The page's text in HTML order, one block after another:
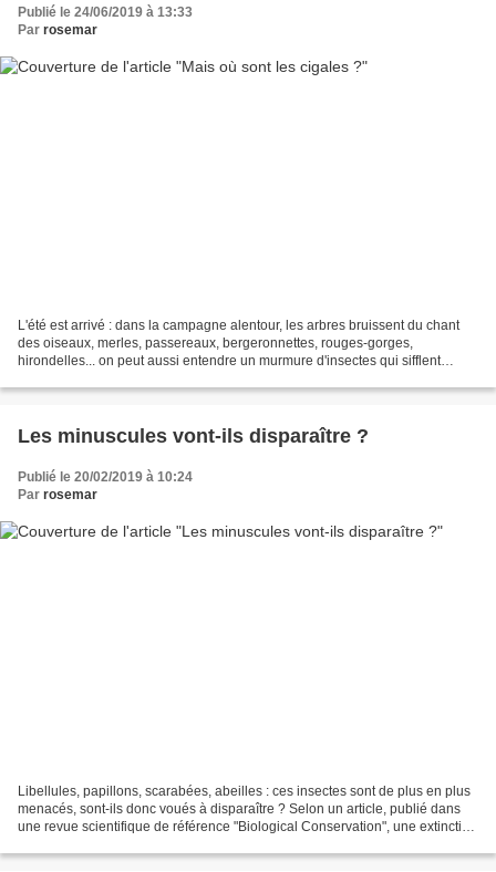
Publié le 24/06/2019 à 13:33
Par rosemar
L'été est arrivé : dans la campagne alentour, les arbres bruissent du chant
des oiseaux, merles, passereaux, bergeronnettes, rouges-gorges,
hirondelles... on peut aussi entendre un murmure d'insectes qui sifflent
Les minuscules vont-ils disparaître ?
Publié le 20/02/2019 à 10:24
Par rosemar
Libellules, papillons, scarabées, abeilles : ces insectes sont de plus en plus
menacés, sont-ils donc voués à disparaître ? Selon un article, publié dans
une revue scientifique de référence "Biological Conservation", une extinction